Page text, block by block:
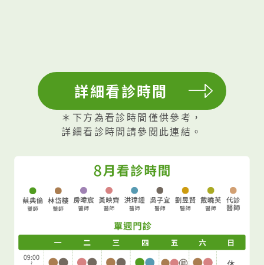
詳細看診時間
＊下方為看診時間僅供參考，
詳細看診時間請參閱此連結。